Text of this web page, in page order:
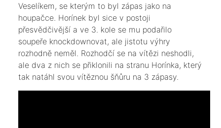
Veselíkem, se kterým to byl zápas jako na
houpačce. Horínek byl sice v postoji
přesvědčivější a ve 3. kole se mu podařilo
soupeře knockdownovat, ale jistotu výhry
rozhodně neměl. Rozhodčí se na vítězi neshodli,
ale dva z nich se přiklonili na stranu Horínka, který
tak natáhl svou vítěznou šňůru na 3 zápasy.